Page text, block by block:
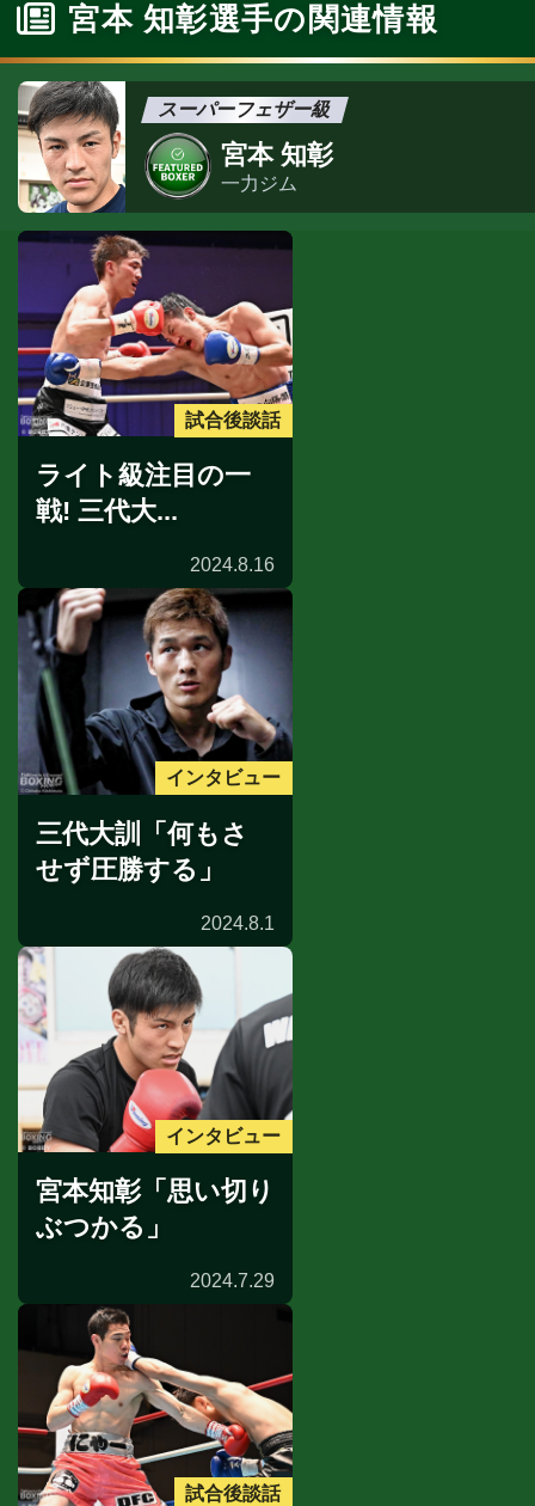
宮本 知彰選手の関連情報
スーパーフェザー級
宮本 知彰
一力ジム
試合後談話
ライト級注目の一
戦! 三代大...
2024.8.16
インタビュー
三代大訓「何もさ
せず圧勝する」
2024.8.1
インタビュー
宮本知彰「思い切り
ぶつかる」
2024.7.29
試合後談話